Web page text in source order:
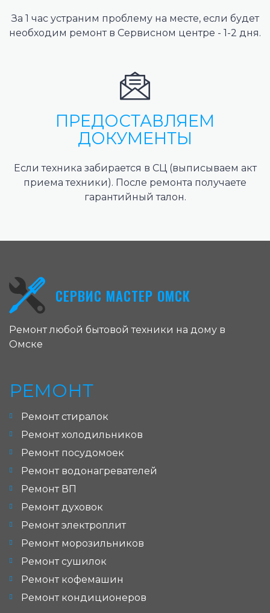
За 1 час устраним проблему на месте, если будет
необходим ремонт в Сервисном центре - 1-2 дня.
ПРЕДОСТАВЛЯЕМ
ДОКУМЕНТЫ
Если техника забирается в СЦ (выписываем акт
приема техники). После ремонта получаете
гарантийный талон.
СЕРВИС МАСТЕР ОМСК
Ремонт любой бытовой техники на дому в
Омске
РЕМОНТ
Ремонт стиралок
Ремонт холодильников
Ремонт посудомоек
Ремонт водонагревателей
Ремонт ВП
Ремонт духовок
Ремонт электроплит
Ремонт морозильников
Ремонт сушилок
Ремонт кофемашин
Ремонт кондиционеров